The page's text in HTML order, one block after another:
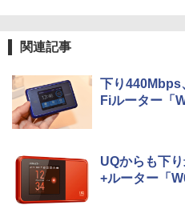
関連記事
下り440Mbps
Fiルーター「
UQからも下
+ルーター「